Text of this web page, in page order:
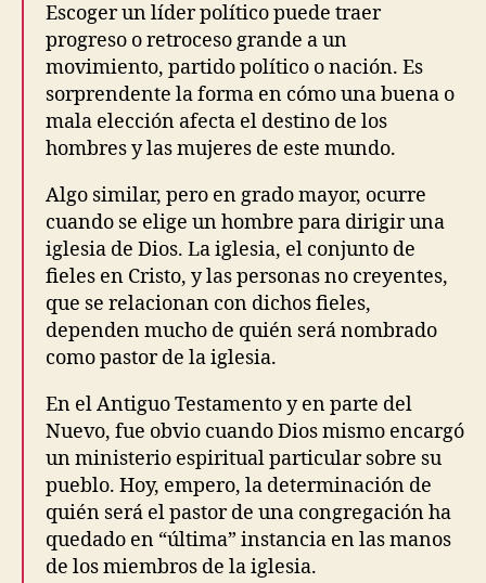
Escoger un líder político puede traer
progreso o retroceso grande a un
movimiento, partido político o nación. Es
sorprendente la forma en cómo una buena o
mala elección afecta el destino de los
hombres y las mujeres de este mundo.
Algo similar, pero en grado mayor, ocurre
cuando se elige un hombre para dirigir una
iglesia de Dios. La iglesia, el conjunto de
fieles en Cristo, y las personas no creyentes,
que se relacionan con dichos fieles,
dependen mucho de quién será nombrado
como pastor de la iglesia.
En el Antiguo Testamento y en parte del
Nuevo, fue obvio cuando Dios mismo encargó
un ministerio espiritual particular sobre su
pueblo. Hoy, empero, la determinación de
quién será el pastor de una congregación ha
quedado en “última” instancia en las manos
de los miembros de la iglesia.